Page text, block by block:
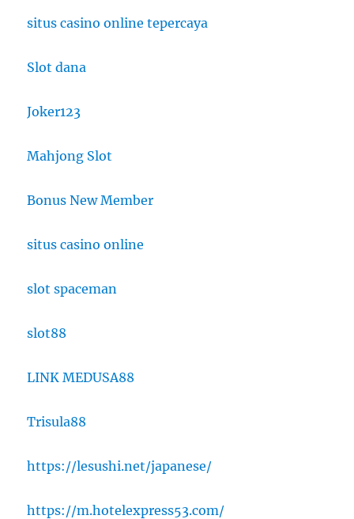
situs casino online tepercaya
Slot dana
Joker123
Mahjong Slot
Bonus New Member
situs casino online
slot spaceman
slot88
LINK MEDUSA88
Trisula88
https://lesushi.net/japanese/
https://m.hotelexpress53.com/